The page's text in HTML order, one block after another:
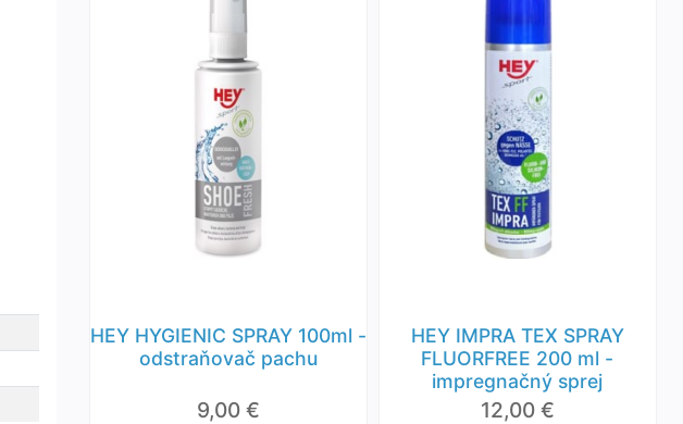
HEY HYGIENIC SPRAY 100ml -
odstraňovač pachu
9,00 €
HEY IMPRA TEX SPRAY
FLUORFREE 200 ml -
impregnačný sprej
12,00 €